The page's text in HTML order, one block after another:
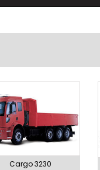
Cargo 3230